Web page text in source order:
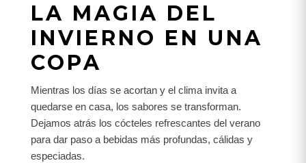
LA MAGIA DEL
INVIERNO EN UNA
COPA
Mientras los días se acortan y el clima invita a
quedarse en casa, los sabores se transforman.
Dejamos atrás los cócteles refrescantes del verano
para dar paso a bebidas más profundas, cálidas y
especiadas.